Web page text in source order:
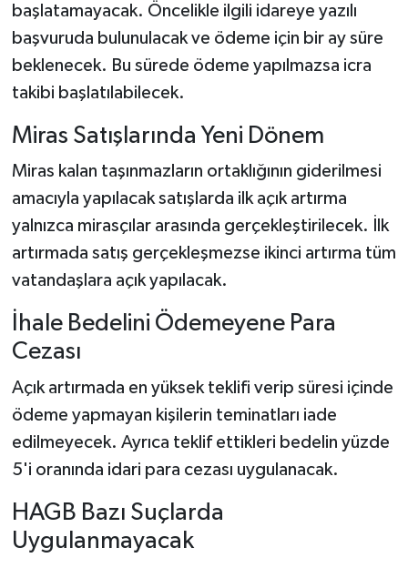
başlatamayacak. Öncelikle ilgili idareye yazılı
başvuruda bulunulacak ve ödeme için bir ay süre
beklenecek. Bu sürede ödeme yapılmazsa icra
takibi başlatılabilecek.
Miras Satışlarında Yeni Dönem
Miras kalan taşınmazların ortaklığının giderilmesi
amacıyla yapılacak satışlarda ilk açık artırma
yalnızca mirasçılar arasında gerçekleştirilecek. İlk
artırmada satış gerçekleşmezse ikinci artırma tüm
vatandaşlara açık yapılacak.
İhale Bedelini Ödemeyene Para
Cezası
Açık artırmada en yüksek teklifi verip süresi içinde
ödeme yapmayan kişilerin teminatları iade
edilmeyecek. Ayrıca teklif ettikleri bedelin yüzde
5'i oranında idari para cezası uygulanacak.
HAGB Bazı Suçlarda
Uygulanmayacak